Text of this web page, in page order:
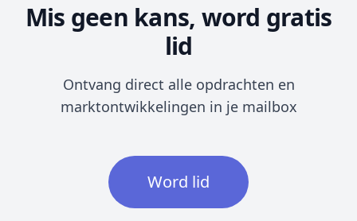
Mis geen kans, word gratis
lid
Ontvang direct alle opdrachten en
marktontwikkelingen in je mailbox
Word lid